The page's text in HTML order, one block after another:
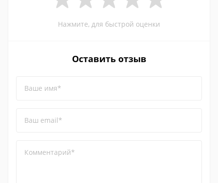
Нажмите, для быстрой оценки
Оставить отзыв
Ваше имя*
Ваш email*
Комментарий*